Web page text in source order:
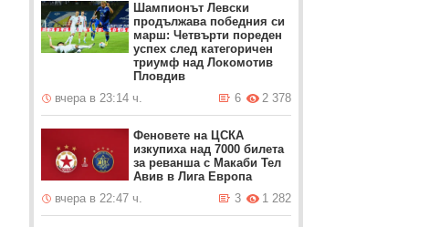
Шампионът Левски
продължава победния си
марш: Четвърти пореден
успех след категоричен
триумф над Локомотив
Пловдив
вчера в 23:14 ч.
2 378
6
Феновете на ЦСКА
изкупиха над 7000 билета
за реванша с Макаби Тел
Авив в Лига Европа
вчера в 22:47 ч.
1 282
3